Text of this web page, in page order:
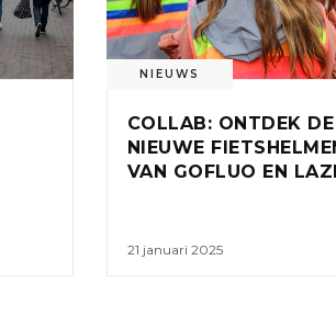
NIEUWS
COLLAB: ONTDEK DE
NIEUWE
VAN GOFLUO EN
21 januari 2025